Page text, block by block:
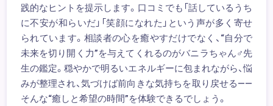
践的なヒントを提示します。口コミでも「話しているうち
に不安が和らいだ」「笑顔になれた」という声が多く寄せ
られています。相談者の心を癒やすだけでなく、“自分で
未来を切り開く力”を与えてくれるのがバニラちゃん♂先
生の鑑定。穏やかで明るいエネルギーに包まれながら、悩
みが整理され、気づけば前向きな気持ちを取り戻せる——
そんな“癒しと希望の時間”を体験できるでしょう。